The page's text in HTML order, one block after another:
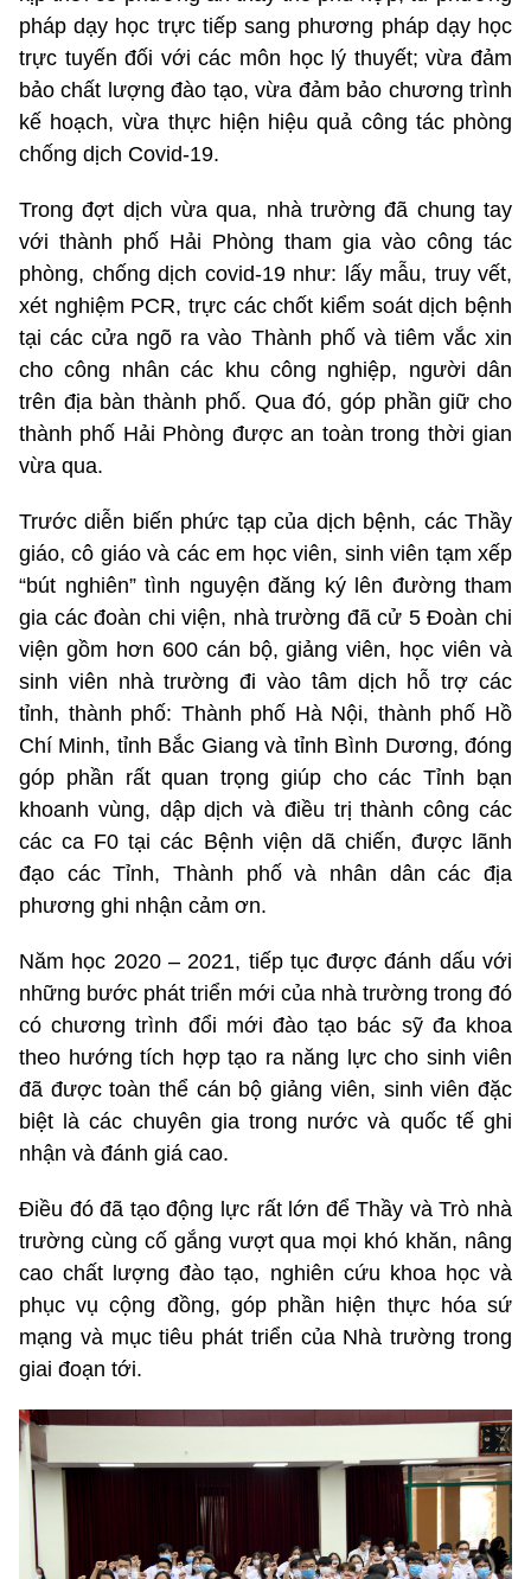
pháp dạy học trực tiếp sang phương pháp dạy học
trực tuyến đối với các môn học lý thuyết; vừa đảm
bảo chất lượng đào tạo, vừa đảm bảo chương trình
kế hoạch, vừa thực hiện hiệu quả công tác phòng
chống dịch Covid-19.
Trong đợt dịch vừa qua, nhà trường đã chung tay
với thành phố Hải Phòng tham gia vào công tác
phòng, chống dịch covid-19 như: lấy mẫu, truy vết,
xét nghiệm PCR, trực các chốt kiểm soát dịch bệnh
tại các cửa ngõ ra vào Thành phố và tiêm vắc xin
cho công nhân các khu công nghiệp, người dân
trên địa bàn thành phố. Qua đó, góp phần giữ cho
thành phố Hải Phòng được an toàn trong thời gian
vừa qua.
Trước diễn biến phức tạp của dịch bệnh, các Thầy
giáo, cô giáo và các em học viên, sinh viên tạm xếp
“bút nghiên” tình nguyện đăng ký lên đường tham
gia các đoàn chi viện, nhà trường đã cử 5 Đoàn chi
viện gồm hơn 600 cán bộ, giảng viên, học viên và
sinh viên nhà trường đi vào tâm dịch hỗ trợ các
tỉnh, thành phố: Thành phố Hà Nội, thành phố Hồ
Chí Minh, tỉnh Bắc Giang và tỉnh Bình Dương, đóng
góp phần rất quan trọng giúp cho các Tỉnh bạn
khoanh vùng, dập dịch và điều trị thành công các
các ca F0 tại các Bệnh viện dã chiến, được lãnh
đạo các Tỉnh, Thành phố và nhân dân các địa
phương ghi nhận cảm ơn.
Năm học 2020 – 2021, tiếp tục được đánh dấu với
những bước phát triển mới của nhà trường trong đó
có chương trình đổi mới đào tạo bác sỹ đa khoa
theo hướng tích hợp tạo ra năng lực cho sinh viên
đã được toàn thể cán bộ giảng viên, sinh viên đặc
biệt là các chuyên gia trong nước và quốc tế ghi
nhận và đánh giá cao.
Điều đó đã tạo động lực rất lớn để Thầy và Trò nhà
trường cùng cố gắng vượt qua mọi khó khăn, nâng
cao chất lượng đào tạo, nghiên cứu khoa học và
phục vụ cộng đồng, góp phần hiện thực hóa sứ
mạng và mục tiêu phát triển của Nhà trường trong
giai đoạn tới.